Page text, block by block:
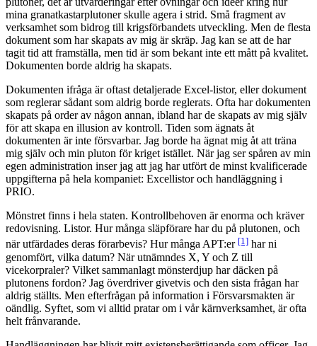
mina granatkastarplutoner skulle agera i strid. Små fragment av
verksamhet som bidrog till krigsförbandets utveckling. Men de flesta
dokument som har skapats av mig är skräp. Jag kan se att de har
tagit tid att framställa, men tid är som bekant inte ett mått på kvalitet.
Dokumenten borde aldrig ha skapats.
Dokumenten ifråga är oftast detaljerade Excel-listor, eller dokument
som reglerar sådant som aldrig borde reglerats. Ofta har dokumenten
skapats på order av någon annan, ibland har de skapats av mig själv
för att skapa en illusion av kontroll. Tiden som ägnats åt
dokumenten är inte försvarbar. Jag borde ha ägnat mig åt att träna
mig själv och min pluton för kriget istället. När jag ser spåren av min
egen administration inser jag att jag har utfört de minst kvalificerade
uppgifterna på hela kompaniet: Excellistor och handläggning i
PRIO.
Mönstret finns i hela staten. Kontrollbehoven är enorma och kräver
redovisning. Listor. Hur många släpförare har du på plutonen, och
när utfärdades deras förarbevis? Hur många APT:er [1] har ni
genomfört, vilka datum? När utnämndes X, Y och Z till
vicekorpraler? Vilket sammanlagt mönsterdjup har däcken på
plutonens fordon? Jag överdriver givetvis och den sista frågan har
aldrig ställts. Men efterfrågan på information i Försvarsmakten är
oändlig. Syftet, som vi alltid pratar om i vår kärnverksamhet, är ofta
helt frånvarande.